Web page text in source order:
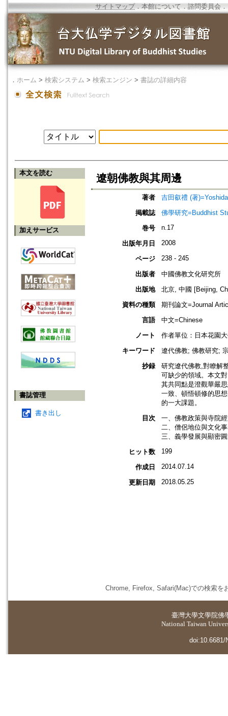
サイトマップ．本館について ． 諮問委員会 ．
． ホーム > 検索システム > 検索エンジン > 書誌の詳細内容
本文を読む
加えサービス
書誌管理
書き出し
遼朝佛教與其周邊
著者
吉田叡禮 (著
掲載誌
佛學研究=Buddhist
巻号
n.17
出版年月日 2008
ページ 238 - 245
出版者
中國佛教文化研究所
出版地
北京, 中國 [Beijing,
資料の種類
期刊論文=Journal
言語
中文=Chinese
ノート
作者單位：日本花園
キーワード
遼代佛教; 佛教研究;
抄録
研究遼代佛教,對瞭解
可缺少的領域。本文
其共同點是澄觀華嚴
一致、頓悟頓修的思
的一大課題。
目次
一、佛教政策與寺院
二、僧侶地位與文化
三、義學發展與顯密
ヒット数
199
作成日 2014.07.14
更新日期 2018.05.25
Chrome, Firefox, Safari(Mac)での検索を
臺灣大學文學院佛
National Taiwan
doi:10.6681/